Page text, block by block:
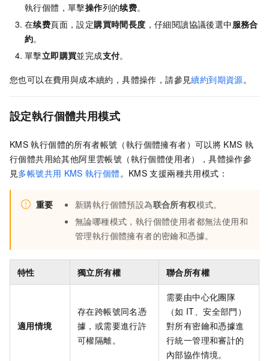
執行個體，單擊操作列的续费。
在续费頁面，設定購買時間長度 ，仔細閱讀協議後選中服務合
約。
單擊立即購買並完成支付。
您也可以在費用與成本續約，具體操作，請參見續約到期資源。
設定執行個體共用模式
KMS 執行個體的所有者帳號（執行個體擁有者）可以將 KMS 執
行個體共用給其他阿里雲帳號（執行個體使用者），具體操作參
見多帳號共用 KMS 執行個體 。KMS 支援兩種共用模式：
重要 新購執行個體預設為联合所有权模式。
無論哪種模式，執行個體使用者都無法使用和
管理執行個體擁有者的密鑰和憑據。
特性 獨立所有權 聯合所有權
適用情境
存在跨帳號同名憑
據，或需要進行許
可權隔離。
需要由中心化團隊
（如 IT、安全部門）
對所有密鑰和憑據進
行統一管理和審計的
內部協作情境。